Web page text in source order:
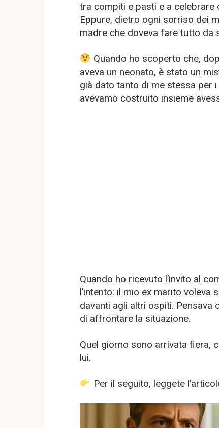
tra compiti e pasti e a
Eppure, dietro ogni sorriso dei
madre che doveva fare tutto da
Quando ho scoperto che,
aveva un neonato, è stato un
già dato tanto di me stessa per
avevamo costruito insieme
Quando ho ricevuto l’invito al
l’intento: il mio ex marito
davanti agli altri ospiti. Pensava
di affrontare la situazione.
Quel giorno sono arrivata fiera,
lui.
Per il seguito, leggete